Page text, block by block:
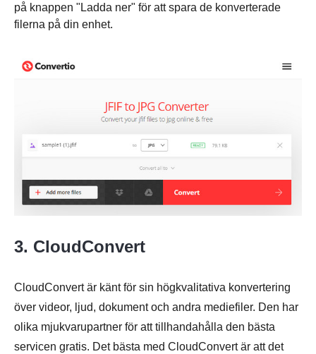
på knappen "Ladda ner" för att spara de konverterade
filerna på din enhet.
3. CloudConvert
CloudConvert är känt för sin högkvalitativa konvertering
över videor, ljud, dokument och andra mediefiler. Den har
olika mjukvarupartner för att tillhandahålla den bästa
servicen gratis. Det bästa med CloudConvert är att det